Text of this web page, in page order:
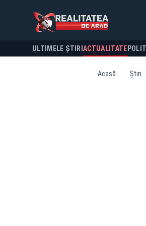
ULTIMELE ȘTIRI ACTUALITATE
Acasă Știri